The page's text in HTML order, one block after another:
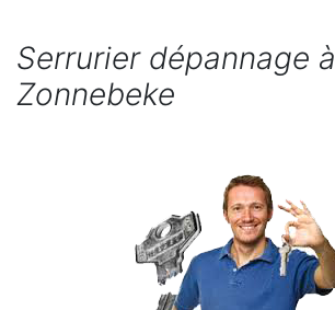
Serrurier dépannage à
Zonnebeke